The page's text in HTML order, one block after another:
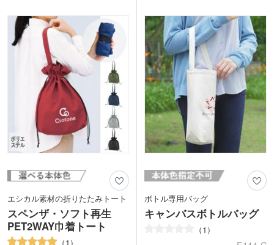
リジナルバッグが作れます。アパレルシ
ョップのオープン記念や美容サロンの周
年記念の品におすすめ。環境に優しいエ
コ商品は、SDGsに取り組む企業のブラ
ンディングにも貢献します。
印刷フルカラーで名入れが可能。オリジ
ナルロゴを入れて夏のイベントやキャン
ペーンにいかがでしょうか。
エシカル素材の折りたたみトート
スペンザ・ソフト再生
PET2WAY巾着トート
1
ボトル専用バッグ
キャンバスボトルバッグ
1